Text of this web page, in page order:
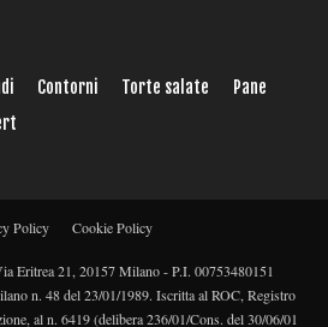
Contorni Torte salate
Pane
Policy Cookie Policy
Eritrea 21, 20157 Milano - P.I. 00753480151
n. 48 del 23/01/1989. Iscritta al ROC, Registro
al n. 6419 (delibera 236/01/Cons. del 30/06/01